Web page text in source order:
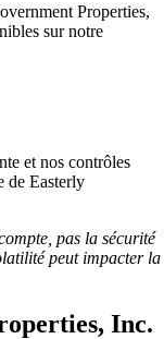
Properties,
sur notre
et nos contrôles
de Easterly
pas la sécurité
peut impacter la
Inc.